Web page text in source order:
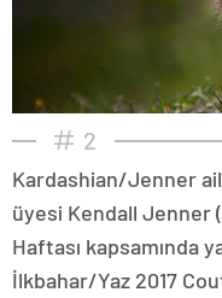
2
Kardashian/Jenner
üyesi Kendall Jenner
Haftası kapsamında
İlkbahar/Yaz 2017